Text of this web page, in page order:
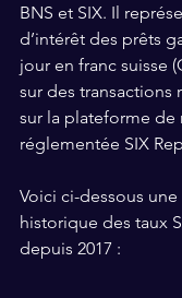
BNS et SIX. Il
d’intérêt des prêts
jour en franc suisse
sur des transactions
sur la plateforme de
réglementée SIX
Voici ci-dessous
historique des taux
depuis 2017 :